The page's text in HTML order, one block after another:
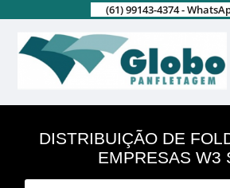
(61) 99143-4374 -
DISTRIBUIÇÃO DE
EMPRESAS W3